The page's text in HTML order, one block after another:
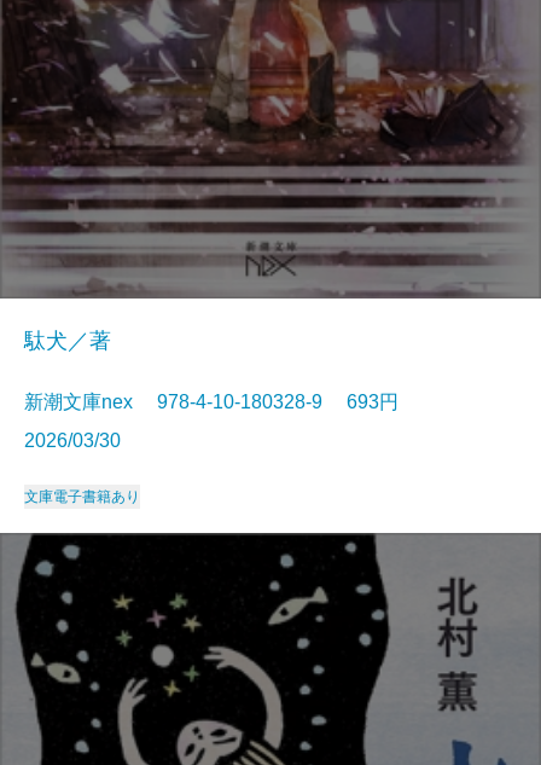
駄犬／著
新潮文庫nex 978-4-10-180328-9 693円
2026/03/30
文庫電子書籍あり